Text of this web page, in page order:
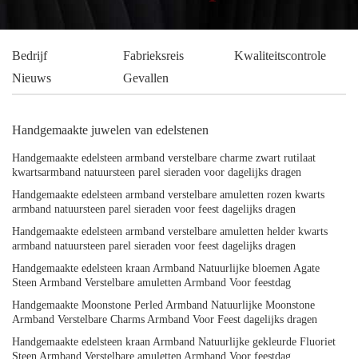
Bedrijf Fabrieksreis
Kwaliteitscontrole
Nieuws
Gevallen
Handgemaakte juwelen van edelstenen
Handgemaakte edelsteen armband verstelbare charme zwart rutilaat
kwartsarmband natuursteen parel sieraden voor dagelijks dragen
Handgemaakte edelsteen armband verstelbare amuletten rozen kwarts
armband natuursteen parel sieraden voor feest dagelijks dragen
Handgemaakte edelsteen armband verstelbare amuletten helder kwarts
armband natuursteen parel sieraden voor feest dagelijks dragen
Handgemaakte edelsteen kraan Armband Natuurlijke bloemen Agate
Steen Armband Verstelbare amuletten Armband Voor feestdag
Handgemaakte Moonstone Perled Armband Natuurlijke Moonstone
Armband Verstelbare Charms Armband Voor Feest dagelijks dragen
Handgemaakte edelsteen kraan Armband Natuurlijke gekleurde Fluoriet
Steen Armband Verstelbare amuletten Armband Voor feestdag